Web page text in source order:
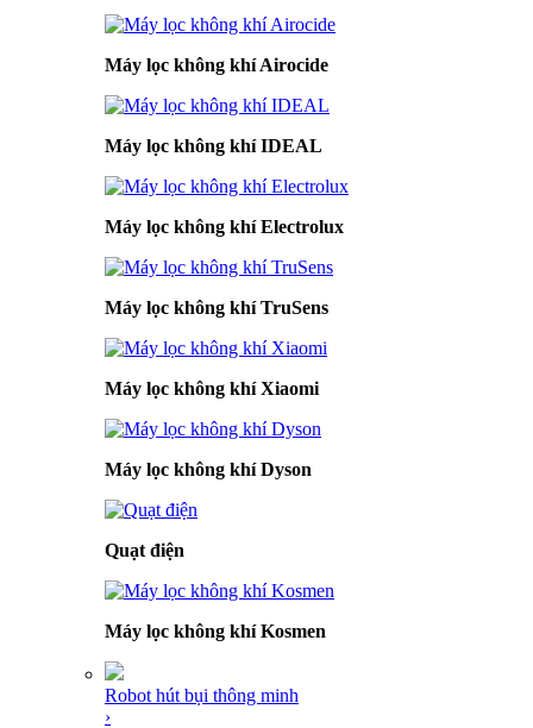
Máy lọc không khí Airocide
Máy lọc không khí IDEAL
Máy lọc không khí Electrolux
Máy lọc không khí TruSens
Máy lọc không khí Xiaomi
Máy lọc không khí Dyson
Quạt điện
Máy lọc không khí Kosmen
Robot hút bụi thông minh
›